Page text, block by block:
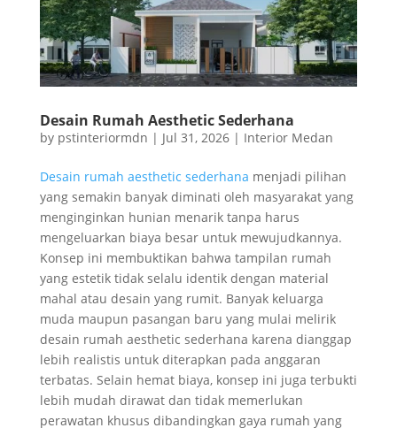
Desain Rumah Aesthetic Sederhana
by pstinteriormdn | Jul 31, 2026| Interior Medan
Desain rumah aesthetic sederhana menjadi pilihan
yang semakin banyak diminati oleh masyarakat yang
menginginkan hunian menarik tanpa harus
mengeluarkan biaya besar untuk mewujudkannya.
Konsep ini membuktikan bahwa tampilan rumah
yang estetik tidak selalu identik dengan material
mahal atau desain yang rumit. Banyak keluarga
muda maupun pasangan baru yang mulai melirik
desain rumah aesthetic sederhana karena dianggap
lebih realistis untuk diterapkan pada anggaran
terbatas. Selain hemat biaya, konsep ini juga terbukti
lebih mudah dirawat dan tidak memerlukan
perawatan khusus dibandingkan gaya rumah yang